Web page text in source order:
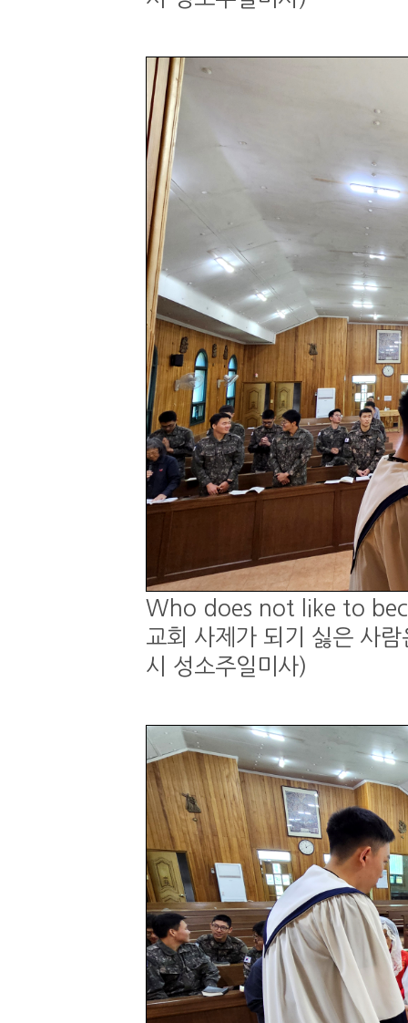
Who does not like to
교회 사제가 되기 싫은 사
시 성소주일미사)